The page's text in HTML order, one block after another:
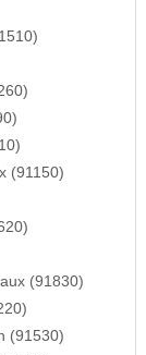
(91150)
(91830)
(91530)